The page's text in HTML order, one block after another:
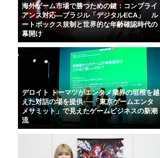
海外ゲーム市場で勝つための鍵：コンプライ
アンス対応—ブラジル「デジタルECA」 ル
ートボックス規制と世界的な年齢確認時代の
幕開け
デロイト トーマツがエンタメ業界の垣根を越
えた対話の場を提供──「東京ゲームエンタ
メサミット」で見えたゲームビジネスの新潮
流